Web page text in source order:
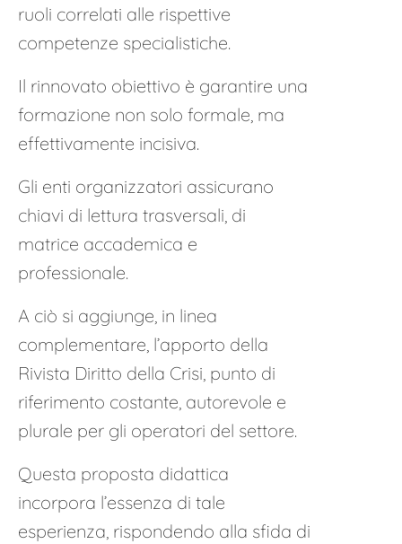
ruoli correlati alle rispettive
competenze specialistiche.
Il rinnovato obiettivo è garantire una
formazione non solo formale, ma
effettivamente incisiva.
Gli enti organizzatori assicurano
chiavi di lettura trasversali, di
matrice accademica e
professionale.
A ciò si aggiunge, in linea
complementare, l’apporto della
Rivista Diritto della Crisi, punto di
riferimento costante, autorevole e
plurale per gli operatori del settore.
Questa proposta didattica
incorpora l’essenza di tale
esperienza, rispondendo alla sfida di